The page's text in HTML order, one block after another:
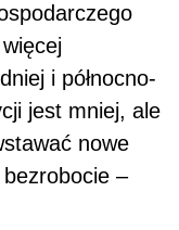
i północno-
jest mniej, ale
nowe
–